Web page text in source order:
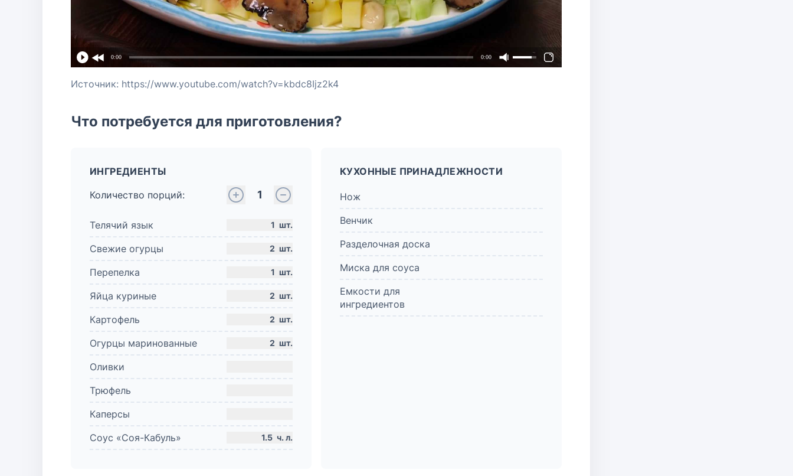
0:00 0:00
Источник: https://www.youtube.com/watch?v=kbdc8Ijz2k4
Что потребуется для приготовления?
ИНГРЕДИЕНТЫ
Количество порций:
1
Телячий язык 1 шт.
Свежие огурцы 2 шт.
Перепелка 1 шт.
Яйца куриные 2 шт.
Картофель 2 шт.
Огурцы маринованные 2 шт.
Оливки
Трюфель
Каперсы
Соус «Соя-Кабуль»
1.5 ч. л.
КУХОННЫЕ ПРИНАДЛЕЖНОСТИ
Нож
Венчик
Разделочная доска
Миска для соуса
Емкости для
ингредиентов